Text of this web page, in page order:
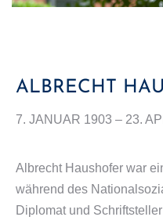
ALBRECHT
7. JANUAR 1903 – 23.
Albrecht Haushofer war
während des
Diplomat und